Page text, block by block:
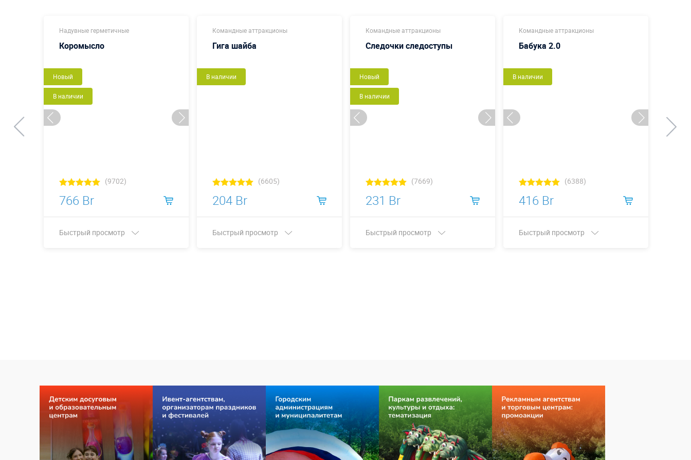
Надувные герметичные
Коромысло
Новый
В наличии
(9702)
766 Br
Быстрый просмотр
Командные аттракционы
Гига шайба
В наличии
(6605)
204 Br
Быстрый просмотр
Командные аттракционы
Следочки следоступы
Новый
В наличии
(7669)
231 Br
Быстрый просмотр
Командные аттракционы
Бабука 2.0
В наличии
(6388)
416 Br
Быстрый просмотр